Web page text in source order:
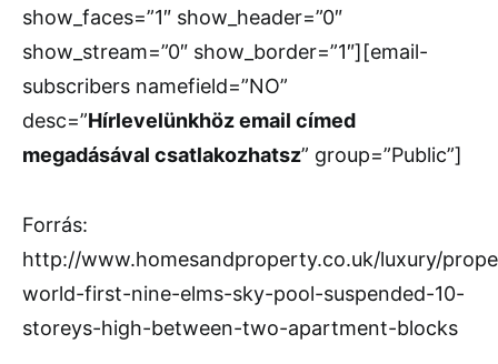
show_faces=”1″ show_header=”0″
show_stream=”0″ show_border=”1″][email-
subscribers namefield=”NO”
desc=”Hírlevelünkhöz email címed
megadásával csatlakozhatsz” group=”Public”]
Forrás:
http://www.homesandproperty.co.uk/luxury/
world-first-nine-elms-sky-pool-suspended-10-
storeys-high-between-two-apartment-blocks